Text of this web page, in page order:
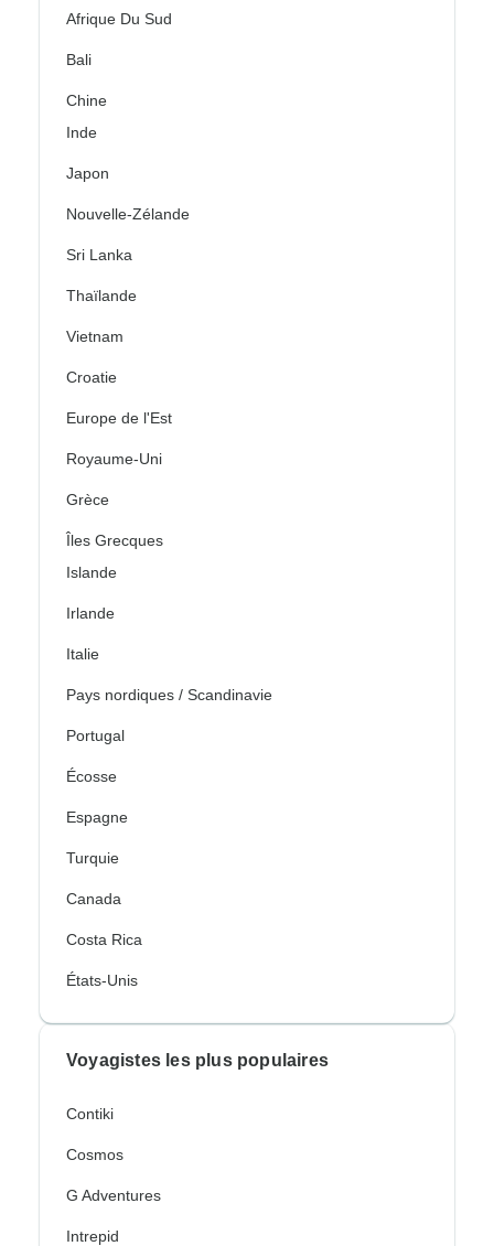
Afrique Du Sud
Bali
Chine
Inde
Japon
Nouvelle-Zélande
Sri Lanka
Thaïlande
Vietnam
Croatie
Europe de l'Est
Royaume-Uni
Grèce
Îles Grecques
Islande
Irlande
Italie
Pays nordiques / Scandinavie
Portugal
Écosse
Espagne
Turquie
Canada
Costa Rica
États-Unis
Voyagistes les plus populaires
Contiki
Cosmos
G Adventures
Intrepid